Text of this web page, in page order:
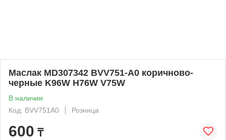
Маслак MD307342 BVV751-A0 коричново-
черные K96W H76W V75W
В наличии
Код: BVV751A0
Розница
600 ₸